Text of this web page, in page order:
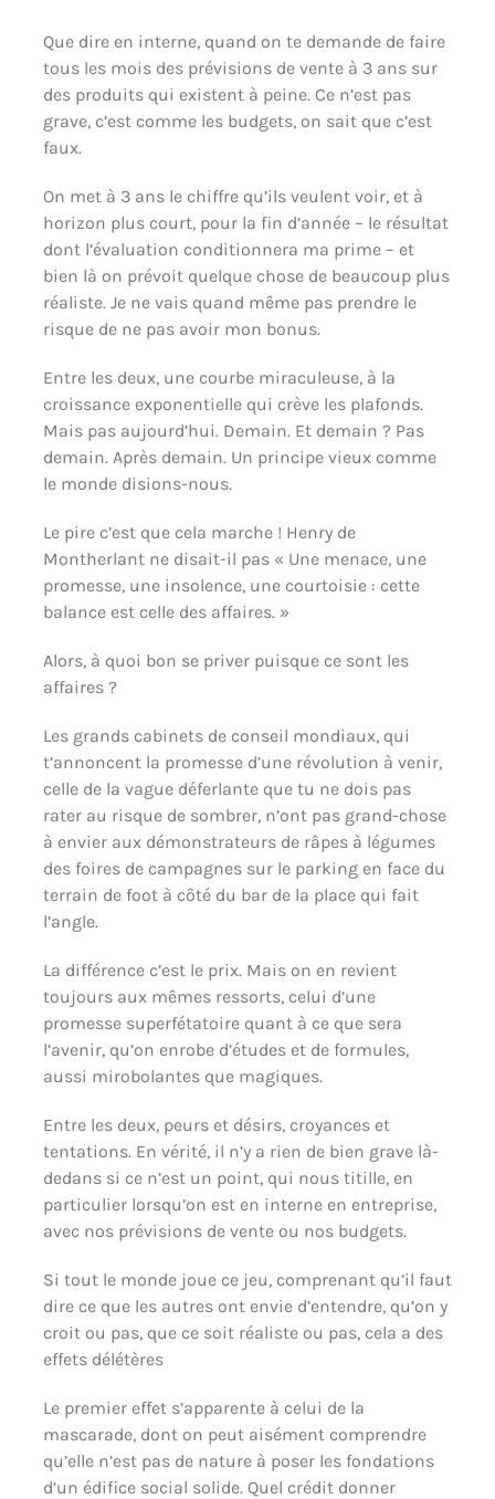
Que dire en interne, quand on te demande de faire
tous les mois des prévisions de vente à 3 ans sur
des produits qui existent à peine. Ce n’est pas
grave, c’est comme les budgets, on sait que c’est
faux.
On met à 3 ans le chiffre qu’ils veulent voir, et à
horizon plus court, pour la fin d’année – le résultat
dont l’évaluation conditionnera ma prime – et
bien là on prévoit quelque chose de beaucoup plus
réaliste. Je ne vais quand même pas prendre le
risque de ne pas avoir mon bonus.
Entre les deux, une courbe miraculeuse, à la
croissance exponentielle qui crève les plafonds.
Mais pas aujourd’hui. Demain. Et demain ? Pas
demain. Après demain. Un principe vieux comme
le monde disions-nous.
Le pire c’est que cela marche ! Henry de
Montherlant ne disait-il pas « Une menace, une
promesse, une insolence, une courtoisie : cette
balance est celle des affaires. »
Alors, à quoi bon se priver puisque ce sont les
affaires ?
Les grands cabinets de conseil mondiaux, qui
t’annoncent la promesse d’une révolution à venir,
celle de la vague déferlante que tu ne dois pas
rater au risque de sombrer, n’ont pas grand-chose
à envier aux démonstrateurs de râpes à légumes
des foires de campagnes sur le parking en face du
terrain de foot à côté du bar de la place qui fait
l’angle.
La différence c’est le prix. Mais on en revient
toujours aux mêmes ressorts, celui d’une
promesse superfétatoire quant à ce que sera
l’avenir, qu’on enrobe d’études et de formules,
aussi mirobolantes que magiques.
Entre les deux, peurs et désirs, croyances et
tentations. En vérité, il n’y a rien de bien grave là-
dedans si ce n’est un point, qui nous titille, en
particulier lorsqu’on est en interne en entreprise,
avec nos prévisions de vente ou nos budgets.
Si tout le monde joue ce jeu, comprenant qu’il faut
dire ce que les autres ont envie d’entendre, qu’on y
croit ou pas, que ce soit réaliste ou pas, cela a des
effets délétères
Le premier effet s’apparente à celui de la
mascarade, dont on peut aisément comprendre
qu’elle n’est pas de nature à poser les fondations
d’un édifice social solide. Quel crédit donner